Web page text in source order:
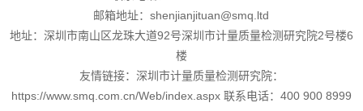
邮箱地址：shenjianjituan@smq.ltd
地址：深圳市南山区龙珠大道92号深圳市计量质量检测研究院2号楼6
楼
友情链接：深圳市计量质量检测研究院：
https://www.smq.com.cn/Web/index.aspx 联系电话：400 900 8999